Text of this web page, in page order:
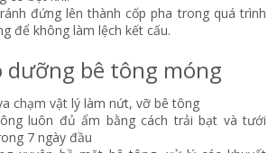
đứng lên thành cốp pha trong quá trình
để không làm lệch kết cấu.
dưỡng bê tông móng
chạm vật lý làm nứt, vỡ bê tông
luôn đủ ẩm bằng cách trải bạt và tưới
7 ngày đầu